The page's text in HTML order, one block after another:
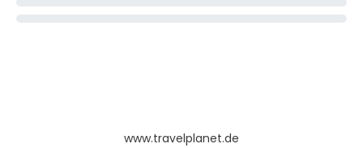
www.travelplanet.de